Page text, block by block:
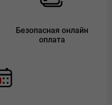
Безопасная онлайн
оплата